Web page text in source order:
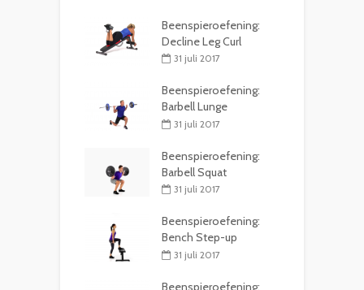
Beenspieroefening:
Decline Leg Curl
31 juli 2017
Beenspieroefening:
Barbell Lunge
31 juli 2017
Beenspieroefening:
Barbell Squat
31 juli 2017
Beenspieroefening:
Bench Step-up
31 juli 2017
Beenspieroefening: